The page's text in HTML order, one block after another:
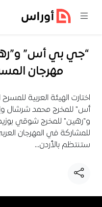
“جي بي أس”
مهرجان
اختارت الهيئة العربية
أس" للمخرج محمد شرشال
و"رهين" للمخرج شوقي
ستنتظم بالأردن…